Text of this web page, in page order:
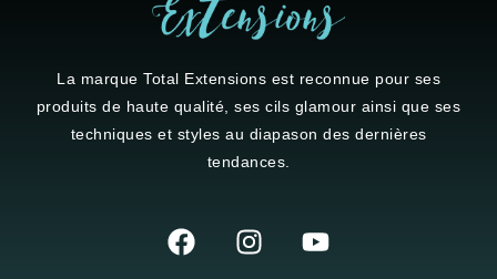
La marque Total Extensions est reconnue pour ses
produits de haute qualité, ses cils glamour ainsi que ses
techniques et styles au diapason des dernières
tendances.